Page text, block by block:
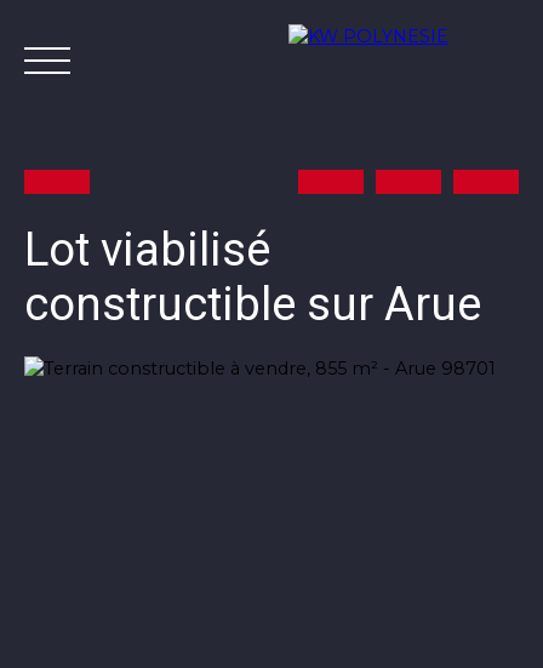
Annonces Vendre avec KW Estimer
Lot viabilisé
constructible sur Arue